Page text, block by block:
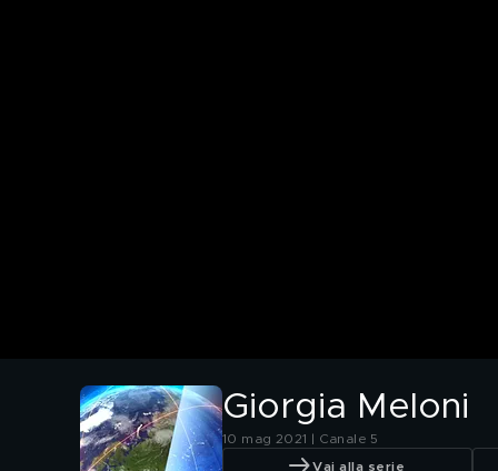
Giorgia Meloni
10 mag 2021 | Canale 5
Vai alla serie